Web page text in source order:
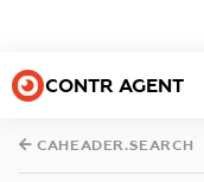
CONTR AGENT
CAHEADER.SEARCH